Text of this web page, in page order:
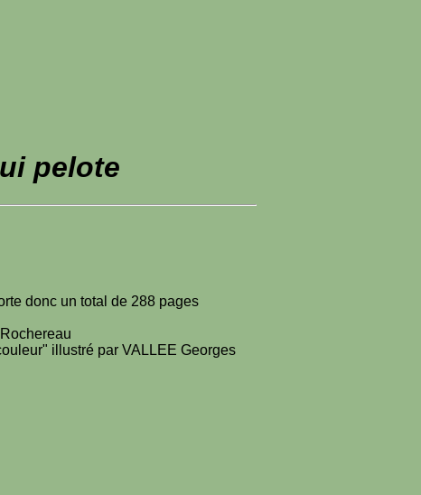
pelote
donc un total de 288 pages
illustré par VALLEE Georges